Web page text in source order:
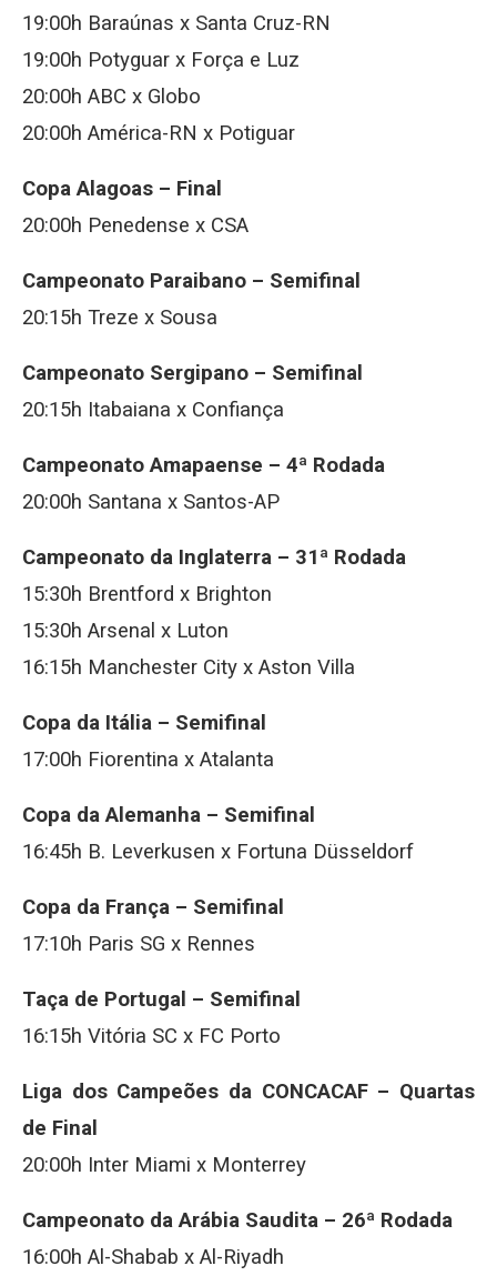
19:00h Baraúnas x Santa Cruz-RN
19:00h Potyguar x Força e Luz
20:00h ABC x Globo
20:00h América-RN x Potiguar
Copa Alagoas – Final
20:00h Penedense x CSA
Campeonato Paraibano – Semifinal
20:15h Treze x Sousa
Campeonato Sergipano – Semifinal
20:15h Itabaiana x Confiança
Campeonato Amapaense – 4ª Rodada
20:00h Santana x Santos-AP
Campeonato da Inglaterra – 31ª Rodada
15:30h Brentford x Brighton
15:30h Arsenal x Luton
16:15h Manchester City x Aston Villa
Copa da Itália – Semifinal
17:00h Fiorentina x Atalanta
Copa da Alemanha – Semifinal
16:45h B. Leverkusen x Fortuna Düsseldorf
Copa da França – Semifinal
17:10h Paris SG x Rennes
Taça de Portugal – Semifinal
16:15h Vitória SC x FC Porto
Liga dos Campeões da CONCACAF – Quartas
de Final
20:00h Inter Miami x Monterrey
Campeonato da Arábia Saudita – 26ª Rodada
16:00h Al-Shabab x Al-Riyadh